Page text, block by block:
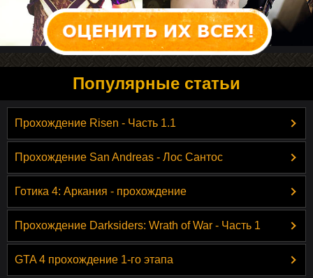
Популярные статьи
Прохождение Risen - Часть 1.1
Прохождение San Andreas - Лос Сантос
Готика 4: Аркания - прохождение
Прохождение Darksiders: Wrath of War - Часть 1
GTA 4 прохождение 1-го этапа